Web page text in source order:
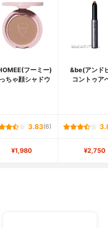
フーミー)
ちゃ顔シャドウ
&be(アンド
コントゥア
3.83(6)
¥1,980 ¥2,750